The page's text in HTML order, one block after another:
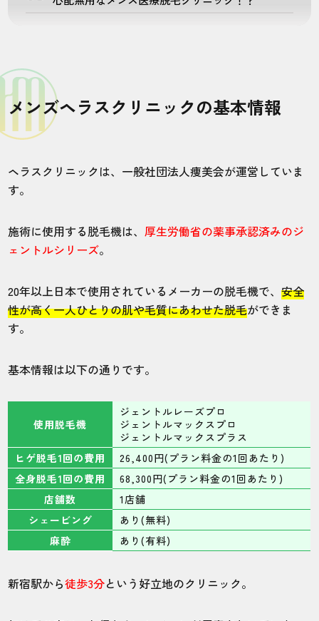
メンズヘラスクリニックの基本情報
ヘラスクリニックは、一般社団法人痩美会が運営していま
す。
施術に使用する脱毛機は、 厚生労働省の薬事承認済みのジ
ェントルシリーズ。
20年以上日本で使用されているメーカーの脱毛機で、安全
性が高く一人ひとりの肌や毛質にあわせた脱毛ができま
す。
基本情報は以下の通りです。
使用脱毛機
ジェントルレーズプロ
ジェントルマックスプロ
ジェントルマックスプラス
ヒゲ脱毛1回の費用
26,400円(プラン料金の1回あたり)
全身脱毛1回の費用
68,300円(プラン料金の1回あたり)
店舗数
1店舗
シェービング
あり(無料)
麻酔
あり(有料)
新宿駅から徒歩3分という好立地のクリニック。